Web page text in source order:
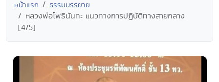
หน้าแรก ธรรมบรรยาย
หลวงพ่อโพธินันทะ แนวทางการปฏิบัติทางสายกลาง
[4/5]